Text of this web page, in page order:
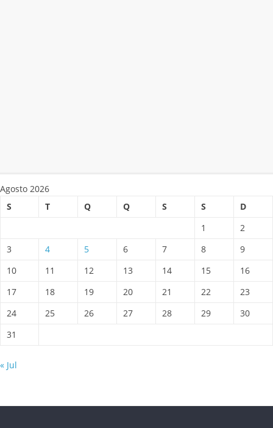
Agosto 2026
S
T Q Q S S
D
1
2
3
4 5 6 7 8
9
10
11 12 13 14 15
16
17
18 19 20 21 22
23
24
25 26 27 28 29
30
31
« Jul